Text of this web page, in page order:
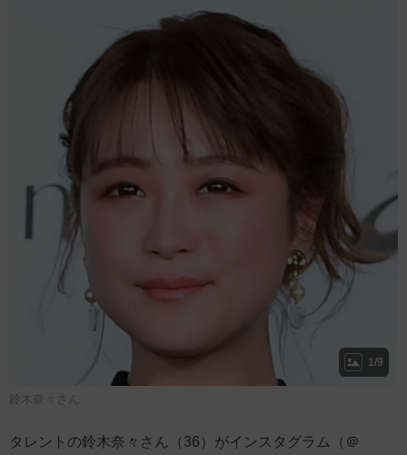
1/9
鈴木奈々さん
タレントの鈴木奈々さん（36）がインスタグラム（＠